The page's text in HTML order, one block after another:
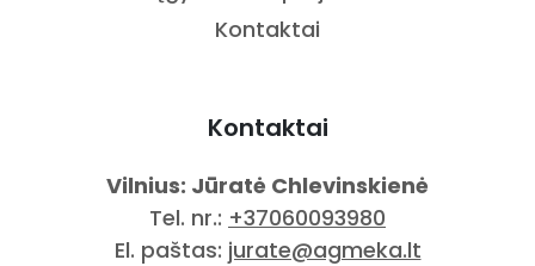
Kontaktai
Kontaktai
Vilnius: Jūratė Chlevinskienė
Tel. nr.: +37060093980
El. paštas: jurate@agmeka.lt